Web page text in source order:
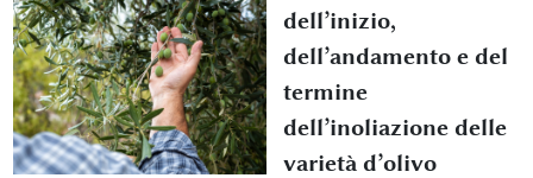
dell’inizio,
dell’andamento e del
termine
dell’inoliazione delle
varietà d’olivo